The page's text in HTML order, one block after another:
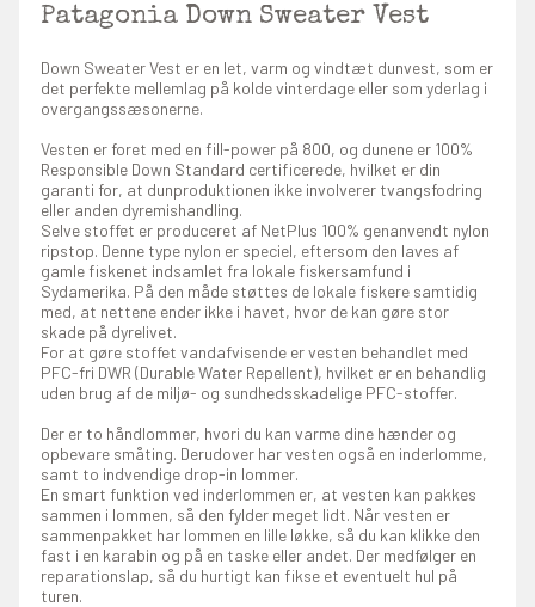
Patagonia Down Sweater Vest
Down Sweater Vest er en let, varm og vindtæt dunvest, som er
det perfekte mellemlag på kolde vinterdage eller som yderlag i
overgangssæsonerne.
Vesten er foret med en fill-power på 800, og dunene er 100%
Responsible Down Standard certificerede, hvilket er din
garanti for, at dunproduktionen ikke involverer tvangsfodring
eller anden dyremishandling.
Selve stoffet er produceret af NetPlus 100% genanvendt nylon
ripstop. Denne type nylon er speciel, eftersom den laves af
gamle fiskenet indsamlet fra lokale fiskersamfund i
Sydamerika. På den måde støttes de lokale fiskere samtidig
med, at nettene ender ikke i havet, hvor de kan gøre stor
skade på dyrelivet.
For at gøre stoffet vandafvisende er vesten behandlet med
PFC-fri DWR (Durable Water Repellent), hvilket er en behandlig
uden brug af de miljø- og sundhedsskadelige PFC-stoffer.
Der er to håndlommer, hvori du kan varme dine hænder og
opbevare småting. Derudover har vesten også en inderlomme,
samt to indvendige drop-in lommer.
En smart funktion ved inderlommen er, at vesten kan pakkes
sammen i lommen, så den fylder meget lidt. Når vesten er
sammenpakket har lommen en lille løkke, så du kan klikke den
fast i en karabin og på en taske eller andet. Der medfølger en
reparationslap, så du hurtigt kan fikse et eventuelt hul på
turen.